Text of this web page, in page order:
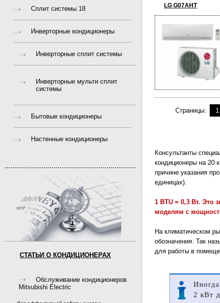
Сплит системы 18
Инверторные кондиционеры
Инверторные сплит системы
Инверторные мульти сплит
системы
Бытовые кондиционеры
Настенные кондиционеры
СТАТЬИ О КОНДИЦИОНЕРАХ
Обслуживание кондиционеров
Mitsubishi Electric
LG G07AHT
Страницы: 1
Консультанты
кондиционеры на 20
причине указания
единицах).
1 BTU = 0,3 Вт. Это
моделям с
На климатическом
обозначения. Так
для работы в
2 кВт